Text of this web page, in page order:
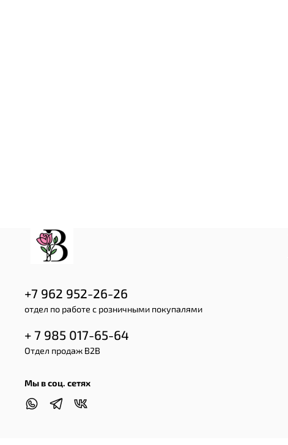
+7 962 952-26-26
отдел по работе с розничными покупалями
+ 7 985 017-65-64
Отдел продаж B2B
Мы в соц. сетях